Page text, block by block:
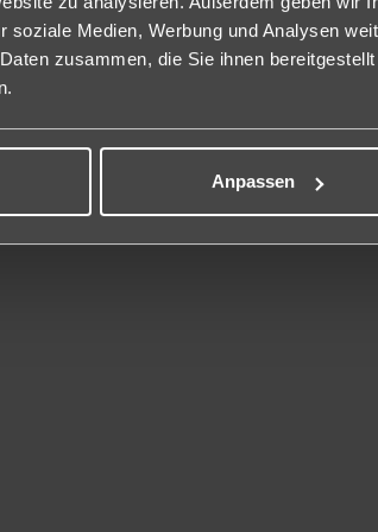
soziale Medien, Werbung und Analysen
zusammen, die Sie ihnen
Anpassen
TV, Minibar (nach Verfügbarkeit und
(J2M).
auch zur Alleinbelegung buchbar (J1M).
und Balkon. Die Suiten sind
Aufpreis auch mit Meerblick (S2M) oder
Meerblick Privilege: Ausgestattet wie die
(SPCA13): Die geräumigen
gegen Gebühr), Mietsafe, Klimaanlage